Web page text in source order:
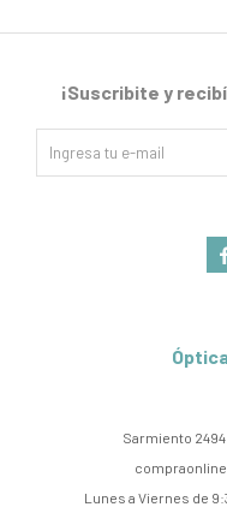
Sarmiento
Lunes a Viernes de
¡Suscribite y